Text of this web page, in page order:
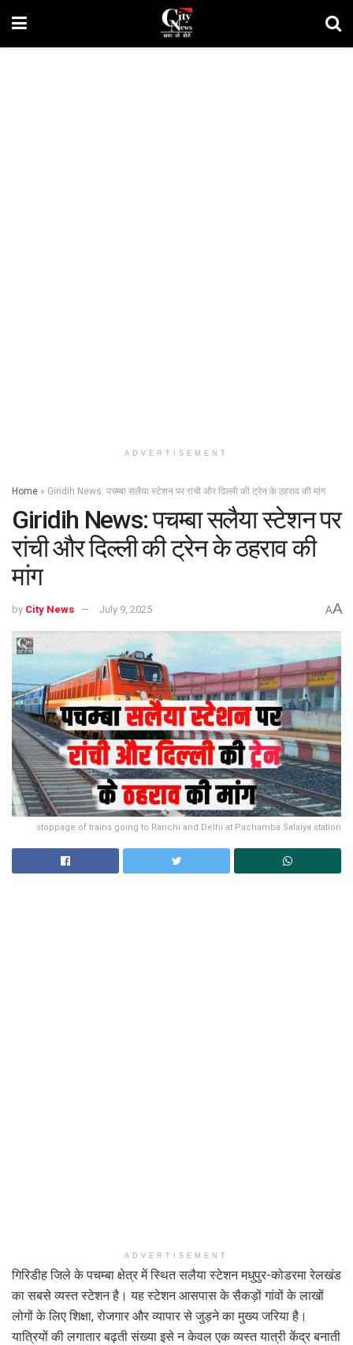
ADVERTISEMENT
Home » Giridih News: पचम्बा सलैया स्टेशन पर रांची और दिल्ली की ट्रेन के ठहराव की मांग
Giridih News: पचम्बा सलैया स्टेशन पर
रांची और दिल्ली की ट्रेन के ठहराव की
मांग
by City News July 9, 2025 AA
stoppage of trains going to Ranchi and Delhi at Pachamba Salaiya station
ADVERTISEMENT
गिरिडीह जिले के पचम्बा क्षेत्र में स्थित सलैया स्टेशन मधुपुर-कोडरमा रेलखंड
का सबसे व्यस्त स्टेशन है। यह स्टेशन आसपास के सैकड़ों गांवों के लाखों
लोगों के लिए शिक्षा, रोजगार और व्यापार से जुड़ने का मुख्य जरिया है।
यात्रियों की लगातार बढ़ती संख्या इसे न केवल एक व्यस्त यात्री केंद्र बनाती